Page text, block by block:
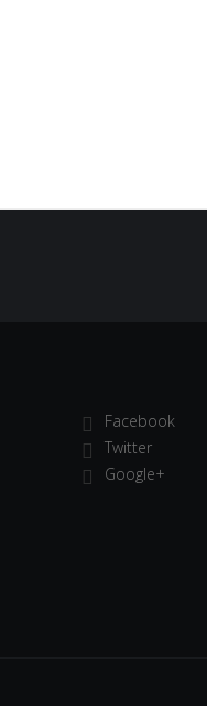
Facebook
Twitter
Google+